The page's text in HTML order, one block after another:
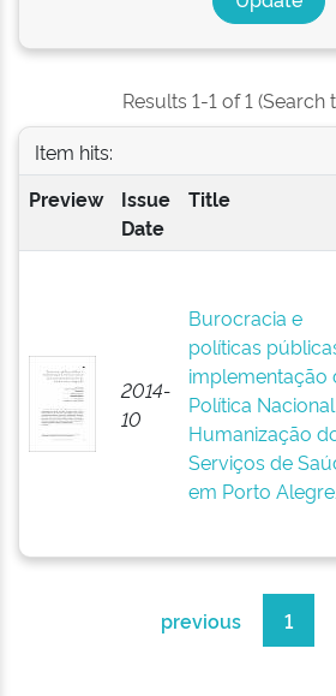
Results 1-1 of 1
Item hits:
Preview
Issue
Date
Title
2014-
10
Burocracia e
políticas
implementação
Política
Humanização
Serviços de
em Porto
previous 1